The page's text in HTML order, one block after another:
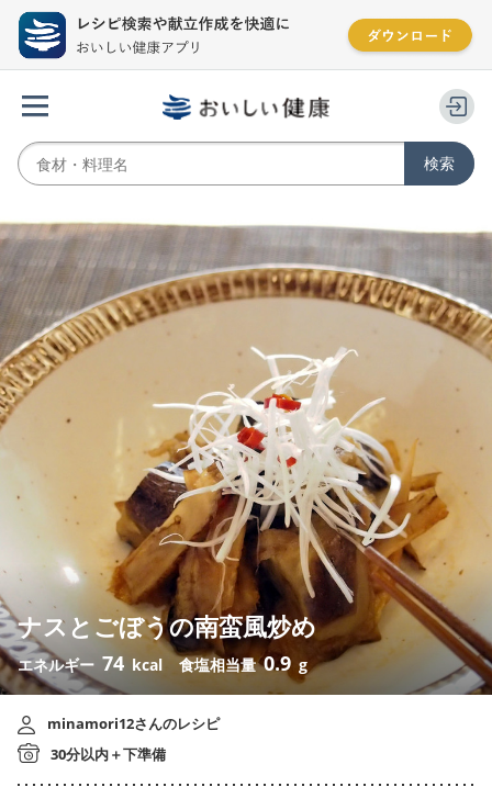
ナスとごぼうの南蛮風炒め
エネルギー 74 kcal 食塩相当量0.9 g
minamori12さんのレシピ
30分以内＋下準備